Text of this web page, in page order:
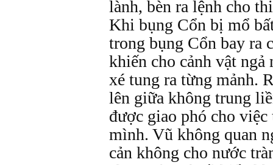
lành, bèn ra lệnh cho
Khi bụng Cổn bị mổ
trong bụng Cổn bay ra
khiến cho cảnh vật
xé tung ra từng mảnh.
lên giữa không trung
được giao phó cho
mình. Vũ không quan
cản không cho nước